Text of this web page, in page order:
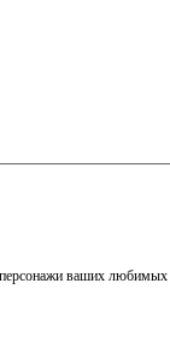
персонажи ваших